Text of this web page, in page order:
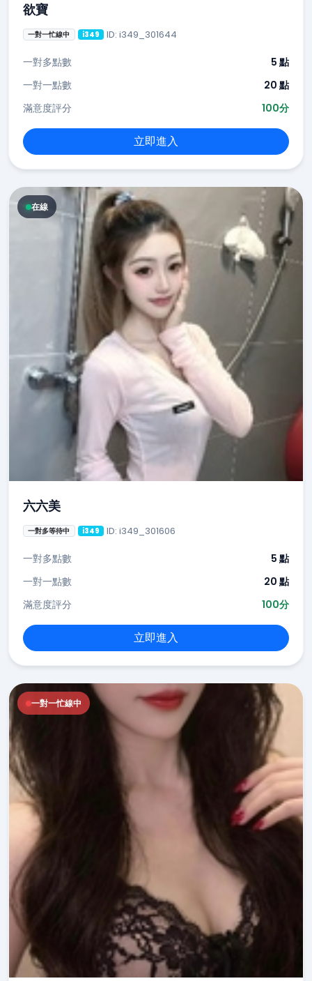
欲寶
一對一忙線中 i349 ID: i349_301644
一對多點數
5 點
一對一點數
20 點
滿意度評分
100分
立即進入
在線
六六美
一對多等待中 i349 ID: i349_301606
一對多點數
5 點
一對一點數
20 點
滿意度評分
100分
立即進入
一對一忙線中